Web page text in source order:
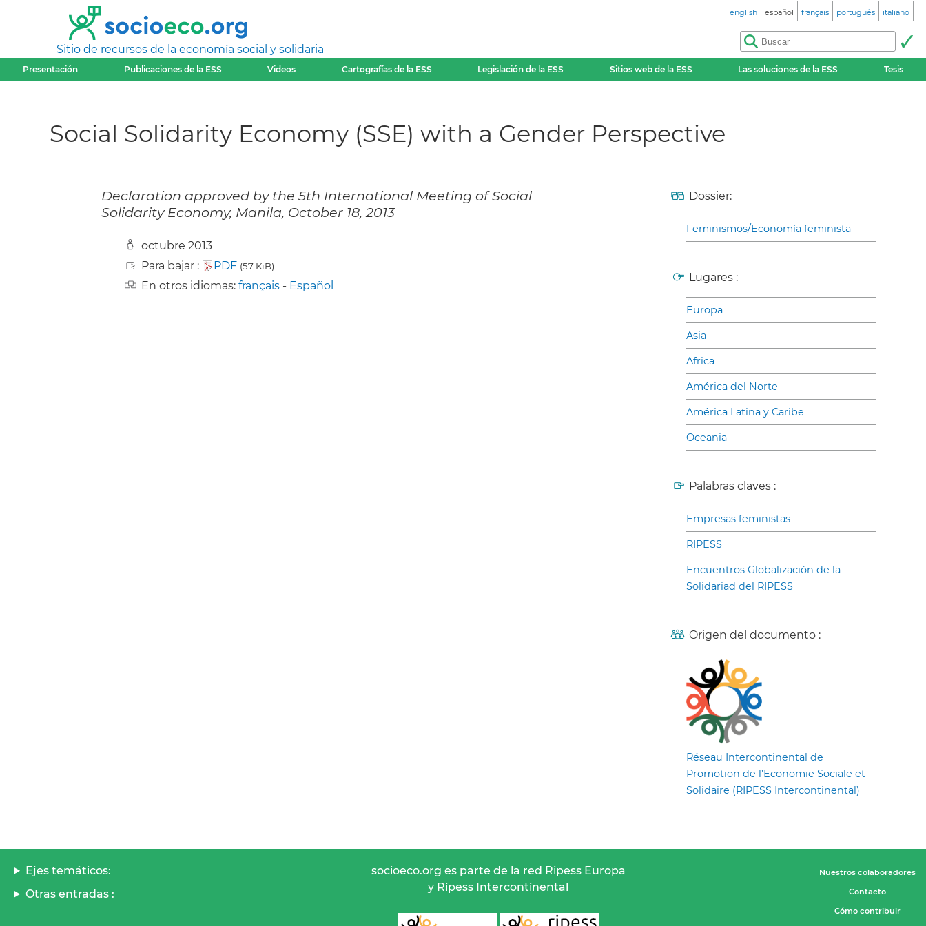
Sitio de recursos de la economía social y solidaria
english español français português italiano
Presentación Publicaciones de la ESS Videos Cartografías de la ESS Legislación de la ESS Sitios web de la ESS Las soluciones de la ESS Tesis
Social Solidarity Economy (SSE) with a Gender Perspective
Declaration approved by the 5th International Meeting of Social
Solidarity Economy, Manila, October 18, 2013
octubre 2013
Para bajar :
PDF (57 KiB)
En otros idiomas: français - Español
Dossier:
Feminismos/Economía feminista
Lugares :
Europa
Asia
Africa
América del Norte
América Latina y Caribe
Oceania
Palabras claves :
Empresas feministas
RIPESS
Encuentros Globalización de la
Solidariad del RIPESS
Origen del documento :
Réseau Intercontinental de
Promotion de l’Economie Sociale et
Solidaire (RIPESS Intercontinental)
Ejes temáticos:
Otras entradas :
socioeco.org es parte de la red Ripess Europa
y Ripess Intercontinental
Nuestros colaboradores
Contacto
Cómo contribuir